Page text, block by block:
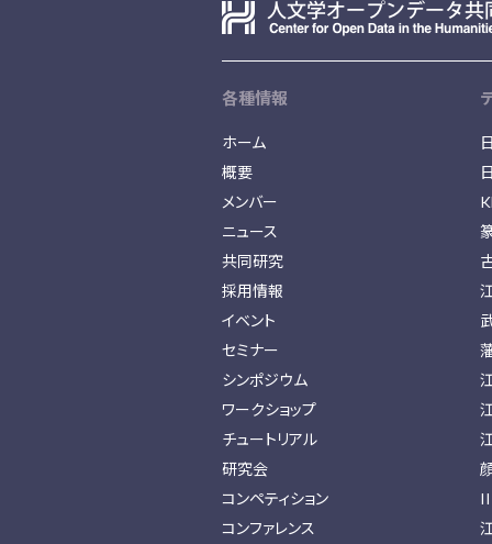
各種情報
ホーム
概要
メンバー
ニュース
共同研究
採用情報
イベント
セミナー
シンポジウム
ワークショップ
チュートリアル
研究会
コンペティション
コンファレンス